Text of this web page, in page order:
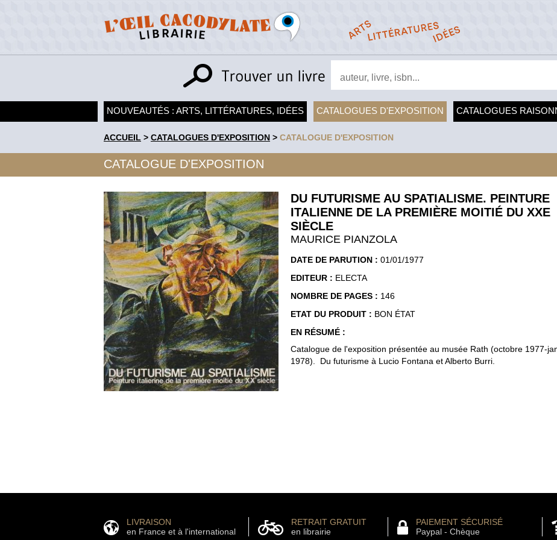
NOUVEAUTÉS : ARTS, LITTÉRATURES, IDÉES CATALOGUES D'EXPOSITION CATALOGUES
ACCUEIL > CATALOGUES D'EXPOSITION > CATALOGUE D'EXPOSITION
CATALOGUE D'EXPOSITION
DU FUTURISME AU SPATIALISME. PEINTURE
ITALIENNE DE LA PREMIÈRE MOITIÉ DU XXE
SIÈCLE
MAURICE PIANZOLA
DATE DE PARUTION : 01/01/1977
EDITEUR : ELECTA
NOMBRE DE PAGES : 146
ETAT DU PRODUIT : BON ÉTAT
EN RÉSUMÉ :
Catalogue de l'exposition présentée au musée Rath (octobre 1977-
1978). Du futurisme à Lucio Fontana et Alberto Burri.
LIVRAISON
en France et à l'international
RETRAIT GRATUIT
en librairie
PAIEMENT SÉCURISÉ
Paypal - Chèque